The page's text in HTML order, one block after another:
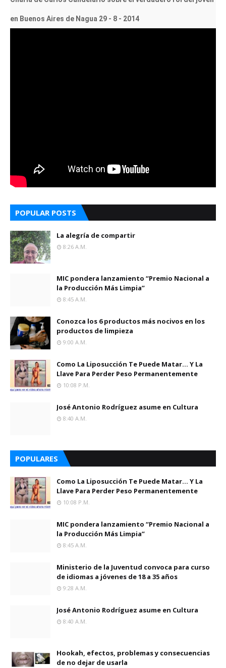
en Buenos Aires de Nagua 29 - 8 - 2014
POPULAR POSTS
La alegría de compartir
8:26 A.m.
MIC pondera lanzamiento “Premio Nacional a
la Producción Más Limpia”
8:45 A.m.
Conozca los 6 productos más nocivos en los
productos de limpieza
9:00 A.m.
Como La Liposucción Te Puede Matar… Y La
Llave Para Perder Peso Permanentemente
10:08 P.m.
José Antonio Rodríguez asume en Cultura
8:40 A.m.
POPULARES
Como La Liposucción Te Puede Matar… Y La
Llave Para Perder Peso Permanentemente
10:08 P.m.
MIC pondera lanzamiento “Premio Nacional a
la Producción Más Limpia”
8:45 A.m.
Ministerio de la Juventud convoca para curso
de idiomas a jóvenes de 18 a 35 años
9:28 A.m.
José Antonio Rodríguez asume en Cultura
8:40 A.m.
Hookah, efectos, problemas y consecuencias
de no dejar de usarla